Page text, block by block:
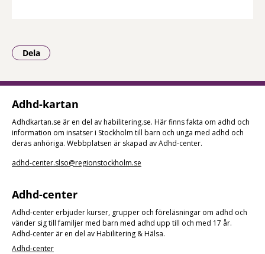
Dela
- Klicka för att öppna delningsalternativ.
Adhd-kartan
Adhdkartan.se är en del av habilitering.se. Här finns fakta om adhd och
information om insatser i Stockholm till barn och unga med adhd och
deras anhöriga. Webbplatsen är skapad av Adhd-center.
adhd-center.slso@regionstockholm.se
Adhd-center
Adhd-center erbjuder kurser, grupper och föreläsningar om adhd och
vänder sig till familjer med barn med adhd upp till och med 17 år.
Adhd-center är en del av Habilitering & Hälsa.
Adhd-center